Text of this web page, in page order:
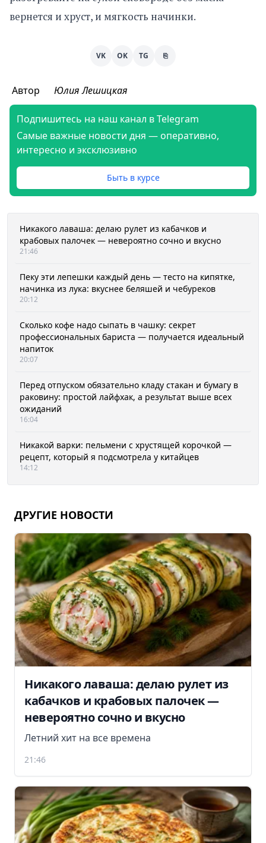
вернется и хруст, и мягкость начинки.
VK OK TG ⎘
Автор Юлия Лешицкая
Подпишитесь на наш канал в Telegram
Самые важные новости дня — оперативно,
интересно и эксклюзивно
Быть в курсе
Никакого лаваша: делаю рулет из кабачков и
крабовых палочек — невероятно сочно и вкусно
21:46
Пеку эти лепешки каждый день — тесто на кипятке,
начинка из лука: вкуснее беляшей и чебуреков
20:12
Сколько кофе надо сыпать в чашку: секрет
профессиональных бариста — получается идеальный
напиток
20:07
Перед отпуском обязательно кладу стакан и бумагу в
раковину: простой лайфхак, а результат выше всех
ожиданий
16:04
Никакой варки: пельмени с хрустящей корочкой —
рецепт, который я подсмотрела у китайцев
14:12
ДРУГИЕ НОВОСТИ
Никакого лаваша: делаю рулет из
кабачков и крабовых палочек —
невероятно сочно и вкусно
Летний хит на все времена
21:46